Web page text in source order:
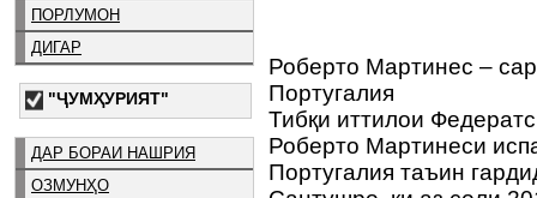
ПОРЛУМОН
ДИГАР
"ҶУМҲУРИЯТ"
ДАР БОРАИ НАШРИЯ
ОЗМУНҲО
Роберто Мартинес –
Португалия
Тибқи иттилои
Роберто Мартинеси
Португалия таъин